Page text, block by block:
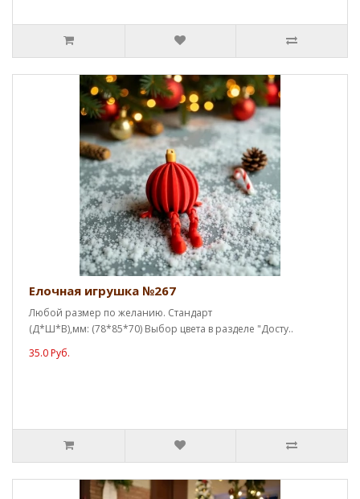
Елочная игрушка №267
Любой размер по желанию. Стандарт
(Д*Ш*В),мм: (78*85*70) Выбор цвета в разделе "Досту..
35.0 Руб.